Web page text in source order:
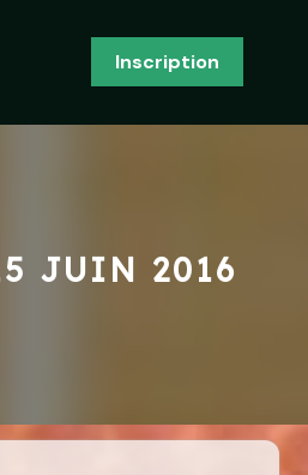
Inscription
JUIN 2016